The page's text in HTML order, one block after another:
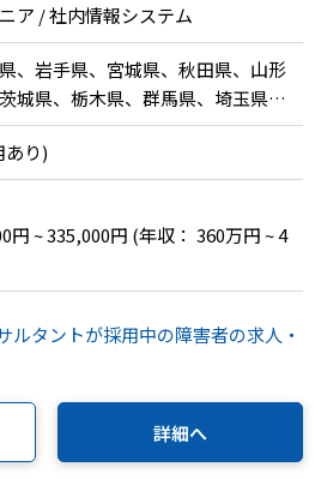
ア / 社内情報システム
、岩手県、宮城県、秋田県、山形
城県、栃木県、群馬県、埼玉県、
、神奈川県、新潟県、富山県、石
山梨県、長野県、岐阜県、静岡
重県、滋賀県、京都府、大阪府、
、和歌山県、鳥取県、島根県、岡
山口県、徳島県、香川県、愛媛
岡県、佐賀県、長崎県、熊本県、
、鹿児島県、沖縄県
あり)
円 ~ 335,000円 (年収： 360万円 ~ 4
ルタントが採用中の障害者の求人・
詳細へ